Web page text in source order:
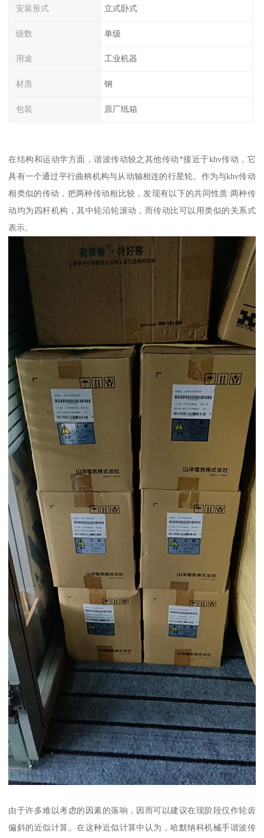
安装形式 立式卧式
级数 单级
用途 工业机器
材质 钢
包装 原厂纸箱
在结构和运动学方面，谐波传动较之其他传动*接近于khv传动，它
具有一个通过平行曲柄机构与从动轴相连的行星轮。作为与khv传动
相类似的传动，把两种传动相比较，发现有以下的共同性质:两种传
动均为四杆机构，其中轮沿轮滚动，而传动比可以用类似的关系式
表示。
由于许多难以考虑的因素的落响，因而可以建议在现阶段仅作轮齿
偏斜的近似计算。在这种近似计算中认为，哈默纳科机械手谐波传